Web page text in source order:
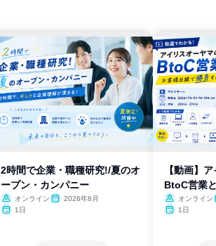
2時間で企業・職種研究!/夏のオ
ープン・カンパニー
オンライン
2026年8月
1日
【動画】
BtoC営業
オンライン
1日